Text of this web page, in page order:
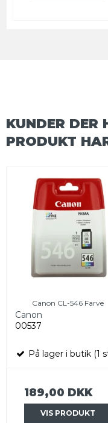
KUNDER DER
PRODUKT
Canon CL-546 Farve
Canon
00537
På lager i butik (1
189,00 DKK
VIS PRODUKT